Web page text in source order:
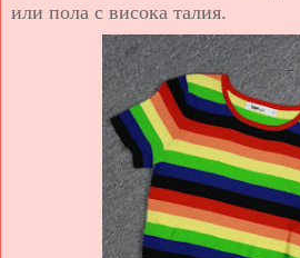
или пола с висока талия.